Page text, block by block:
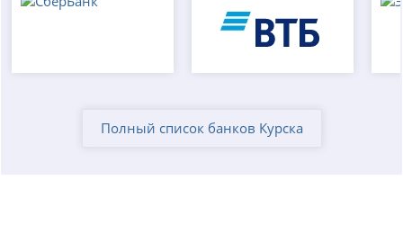
Полный список банков Курска